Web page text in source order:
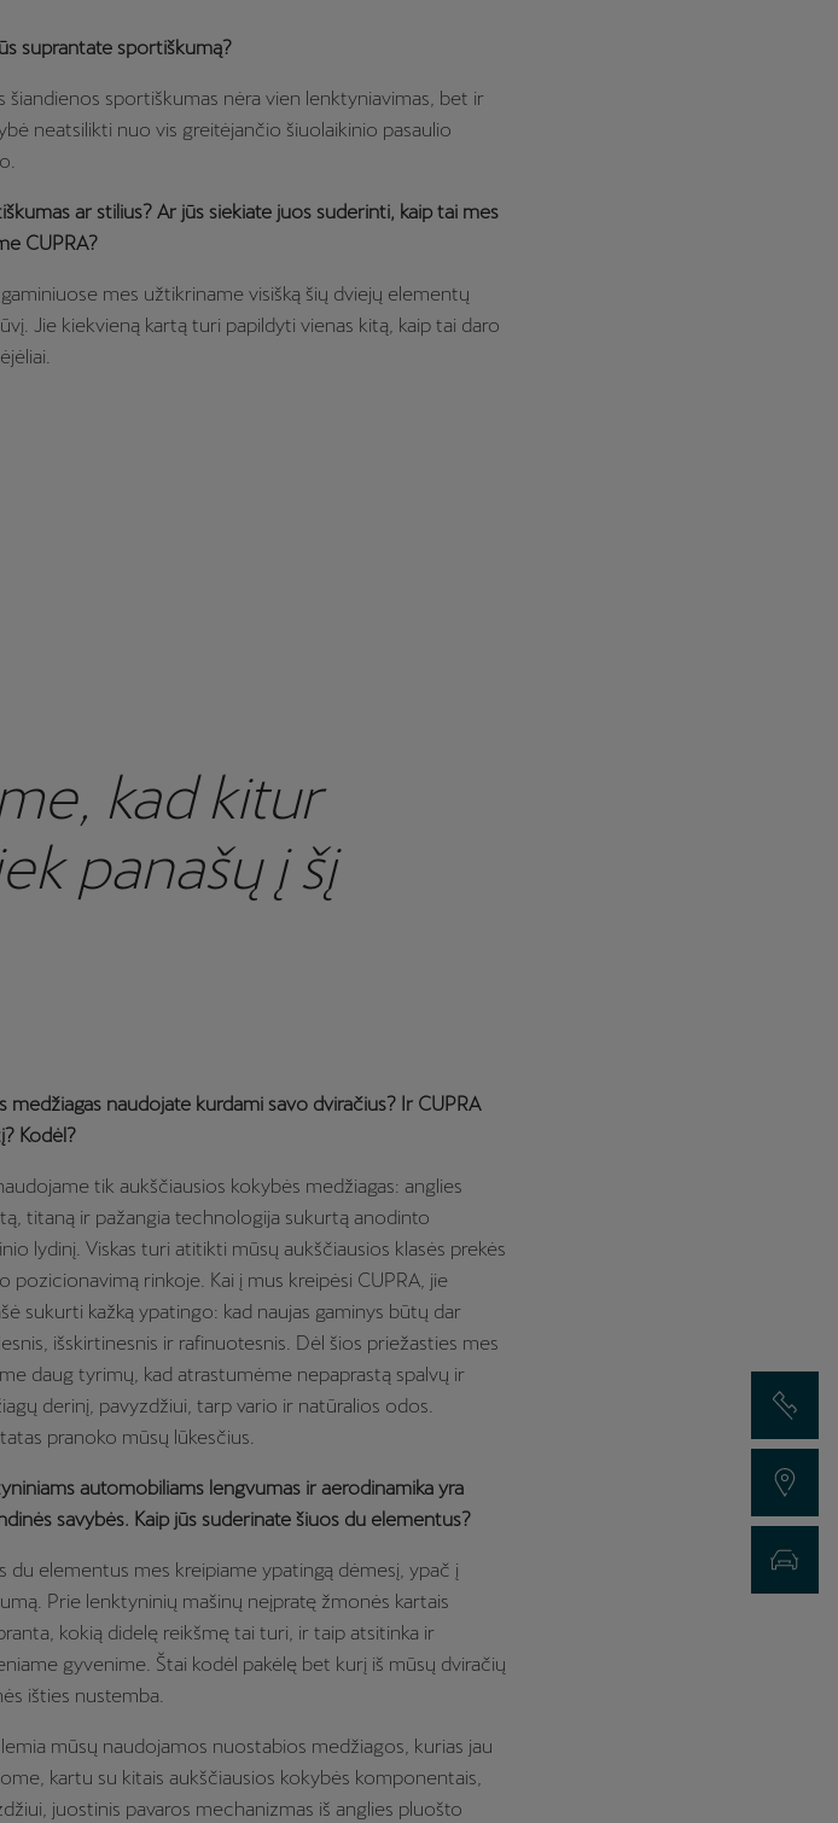
suprantate sportiškumą?
šiandienos sportiškumas nėra vien lenktyniavimas, bet ir
neatsilikti nuo vis greitėjančio šiuolaikinio pasaulio
ar stilius? Ar jūs siekiate juos suderinti, kaip tai mes
CUPRA?
mes užtikriname visišką šių dviejų elementų
Jie kiekvieną kartą turi papildyti vienas kitą, kaip tai daro
kad kitur
panašų į šį
medžiagas naudojate kurdami savo dviračius? Ir CUPRA
Kodėl?
tik aukščiausios kokybės medžiagas: anglies
titaną ir pažangia technologija sukurtą anodinto
lydinį. Viskas turi atitikti mūsų aukščiausios klasės prekės
pozicionavimą rinkoje. Kai į mus kreipėsi CUPRA, jie
sukurti kažką ypatingo: kad naujas gaminys būtų dar
išskirtinesnis ir rafinuotesnis. Dėl šios priežasties mes
daug tyrimų, kad atrastumėme nepaprastą spalvų ir
derinį, pavyzdžiui, tarp vario ir natūralios odos.
pranoko mūsų lūkesčius.
automobiliams lengvumas ir aerodinamika yra
savybės. Kaip jūs suderinate šiuos du elementus?
du elementus mes kreipiame ypatingą dėmesį, ypač į
Prie lenktyninių mašinų neįpratę žmonės kartais
kokią didelę reikšmę tai turi, ir taip atsitinka ir
gyvenime. Štai kodėl pakėlę bet kurį iš mūsų dviračių
išties nustemba.
lemia mūsų naudojamos nuostabios medžiagos, kurias jau
kartu su kitais aukščiausios kokybės komponentais,
juostinis pavaros mechanizmas iš anglies pluošto
Susisiekti su
Rasti atstovą
Registracija